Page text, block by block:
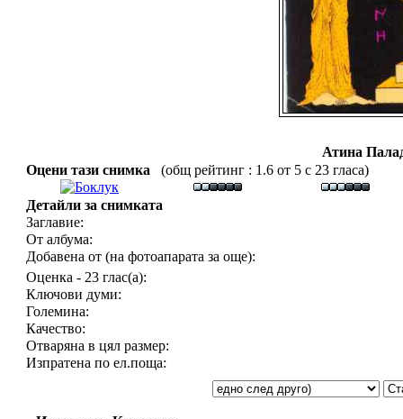
Атина
Оцени тази снимка
(общ рейтинг : 1.6 от 5 с 23 гласа)
Детайли за снимката
Заглавие:
От албума:
Добавена от (на фотоапарата за още):
Оценка - 23 глас(а):
Ключови думи:
Големина:
Качество:
Отваряна в цял размер:
Изпратена по ел.поща: